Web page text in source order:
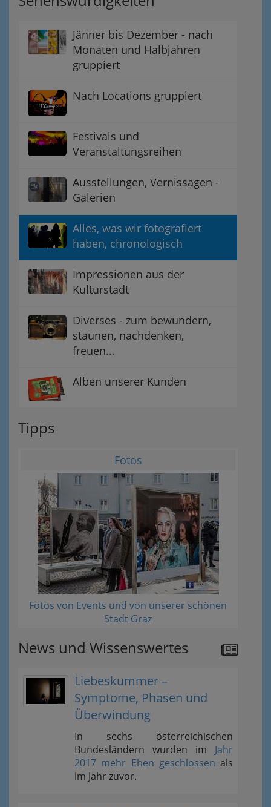
Jänner bis Dezember - nach
Monaten und Halbjahren
gruppiert
Nach Locations gruppiert
Festivals und
Veranstaltungsreihen
Ausstellungen, Vernissagen -
Galerien
Alles, was wir fotografiert
haben, chronologisch
Impressionen aus der
Kulturstadt
Diverses - zum bewundern,
staunen, nachdenken,
freuen...
Alben unserer Kunden
Tipps
Fotos
Fotos von Events und von unserer schönen
Stadt Graz
News und Wissenswertes
Liebeskummer –
Symptome, Phasen und
Überwindung
In sechs österreichischen
Bundesländern wurden im Jahr
2017 mehr Ehen geschlossen als
im Jahr zuvor.